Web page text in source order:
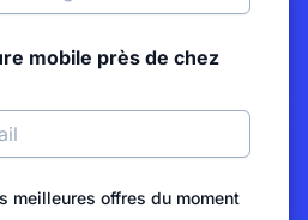
mobile près de chez
meilleures offres du moment